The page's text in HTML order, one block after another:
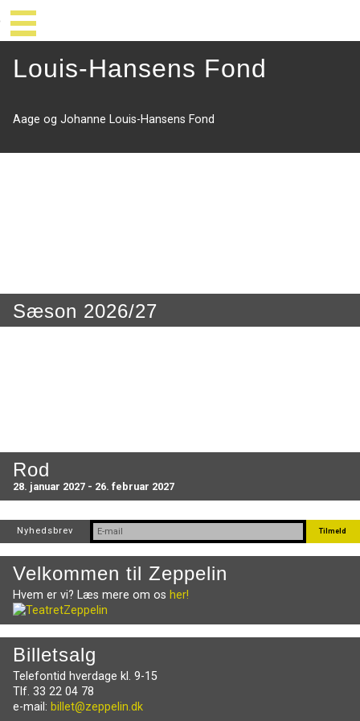
Louis-Hansens Fond
Aage og Johanne Louis-Hansens Fond
Sæson 2026/27
Rod
28. januar 2027 - 26. februar 2027
Nyhedsbrev
Velkommen til Zeppelin
Hvem er vi? Læs mere om os her!
Billetsalg
Telefontid hverdage kl. 9-15
Tlf. 33 22 04 78
e-mail: billet@zeppelin.dk